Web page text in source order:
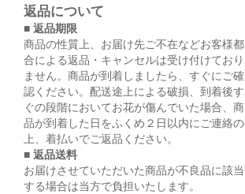
返品について
■ 返品期限
商品の性質上、お届け先ご不在などお客様都
合による返品・キャンセルは受け付けており
ません。商品が到着しましたら、すぐにご確
認ください。配送途上による破損、到着後す
ぐの段階においてお花が傷んでいた場合、商
品が到着した日をふくめ２日以内にご連絡の
上、着払いでご返品ください。
■ 返品送料
お届けさせていただいた商品が不良品に該当
する場合は当方で負担いたします。